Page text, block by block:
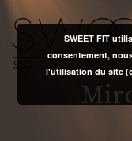
SWEET FIT
consentement,
l'utilisation du site